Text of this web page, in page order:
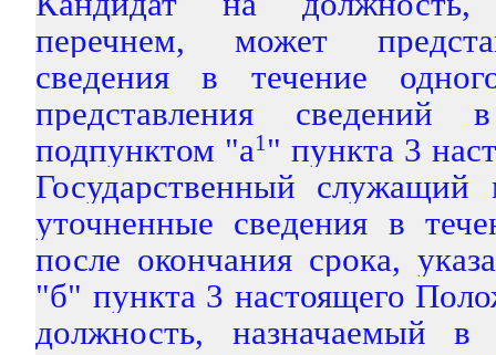
перечнем, может
сведения в течение
представления сведений
подпунктом "а1 " пункта 3
Государственный служащий
уточненные сведения в
после окончания срока,
"б" пункта 3 настоящего
должность, назначаемый в